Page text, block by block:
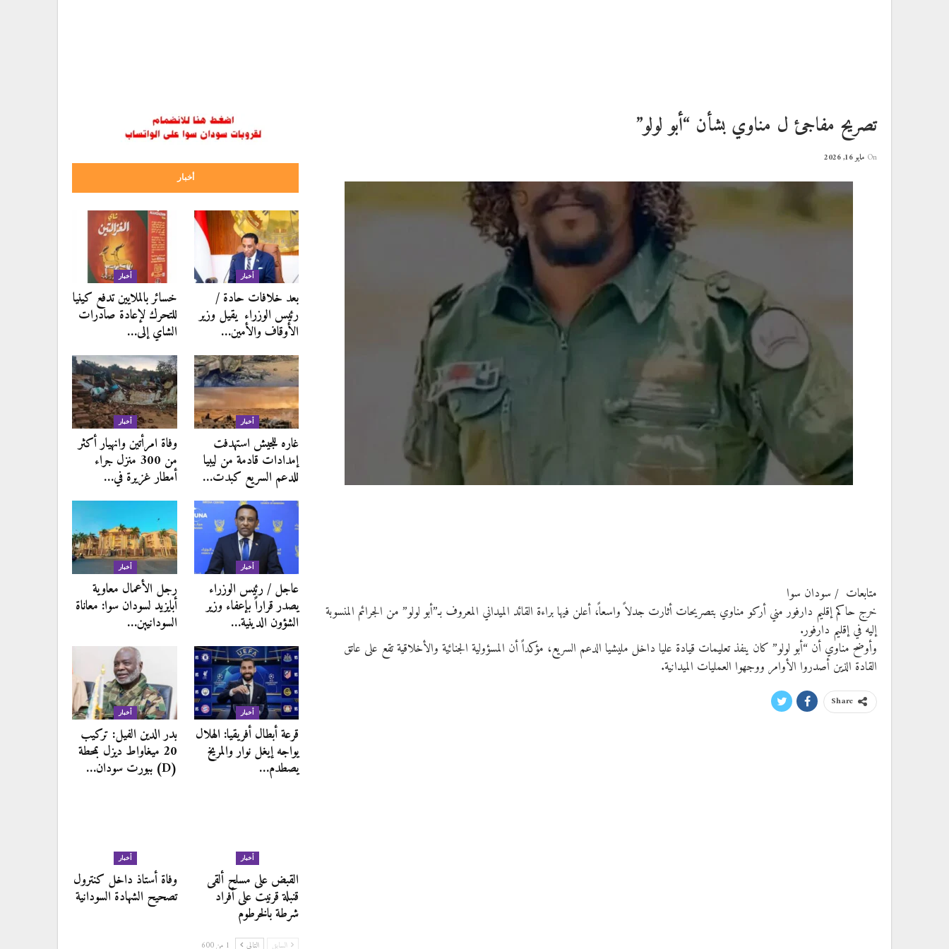
تصريح مفاجئ ل مناوي بشأن “أبو لولو”
On مايو 16, 2026
متابعات / سودان سوا
خرج حاكم إقليم دارفور مني أركو مناوي بتصريحات أثارت جدلاً واسعاً، أعلن فيها براءة القائد الميداني المعروف بـ”أبو لولو” من الجرائم المنسوبة
إليه في إقليم دارفور.
وأوضح مناوي أن “أبو لولو” كان ينفذ تعليمات قيادة عليا داخل مليشيا الدعم السريع، مؤكداً أن المسؤولية الجنائية والأخلاقية تقع على عاتق
القادة الذين أصدروا الأوامر ووجهوا العمليات الميدانية.
Share
أخبار
أخبار
بعد خلافات حادة /
رئيس الوزراء يقيل وزير
الأوقاف والأمين…
أخبار
خسائر بالملايين تدفع كينيا
للتحرك لإعادة صادرات
الشاي إلى…
أخبار
غاره للجيش استهدفت
إمدادات قادمة من ليبيا
للدعم السريع كبدت…
أخبار
وفاة امرأتين وانهيار أكثر
من 300 منزل جراء
أمطار غزيرة في…
أخبار
عاجل / رئيس الوزراء
يصدر قراراً بإعفاء وزير
الشؤون الدينية…
أخبار
رجل الأعمال معاوية
أبايزيد لسودان سوا: معاناة
السودانيين…
أخبار
قرعة أبطال أفريقيا: الهلال
يواجه إيغل نوار والمريخ
يصطدم…
أخبار
بدر الدين الفيل: تركيب
20 ميغاواط ديزل بمحطة
(D) ببورت سودان…
أخبار
القبض على مسلح ألقى
قنبلة قرنيت على أفراد
شرطة بالخرطوم
أخبار
وفاة أستاذ داخل كنترول
تصحيح الشهادة السودانية
السابق التالي 1 من 600